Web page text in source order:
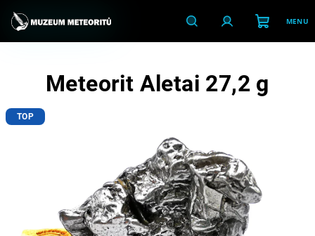
obsah
HledatPřihlášeníNákupní
košík
Meteorit Aletai 27,2 g
TOP